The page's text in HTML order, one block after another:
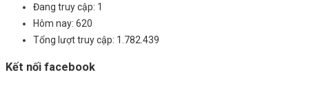
Đang truy cập: 1
Hôm nay: 620
Tổng lượt truy cập: 1.782.439
Kết nối facebook